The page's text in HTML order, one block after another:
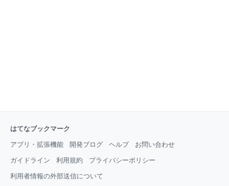
はてなブックマーク
アプリ・拡張機能 開発ブログ ヘルプ お問い合わせ
ガイドライン 利用規約 プライバシーポリシー
利用者情報の外部送信について